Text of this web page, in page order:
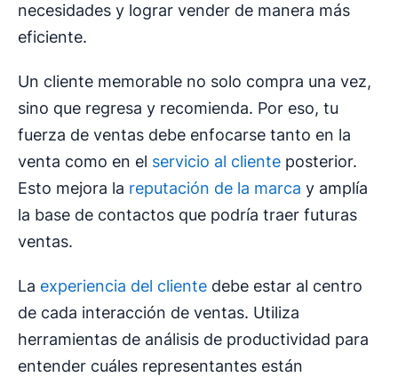
necesidades y lograr vender de manera más
eficiente.
Un cliente memorable no solo compra una vez,
sino que regresa y recomienda. Por eso, tu
fuerza de ventas debe enfocarse tanto en la
venta como en el servicio al cliente posterior.
Esto mejora la reputación de la marca y amplía
la base de contactos que podría traer futuras
ventas.
La experiencia del cliente debe estar al centro
de cada interacción de ventas. Utiliza
herramientas de análisis de productividad para
entender cuáles representantes están